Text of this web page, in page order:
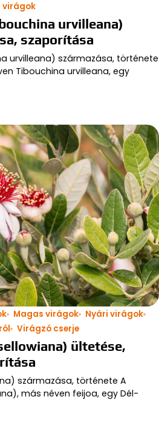
virágok
urvilleana)
szaporítása
urvilleana) származása, története
Tibouchina urvilleana, egy
Magas virágok
Nyári virágok
Virágzó cserje
ültetése,
származása, története A
más néven feijoa, egy Dél-